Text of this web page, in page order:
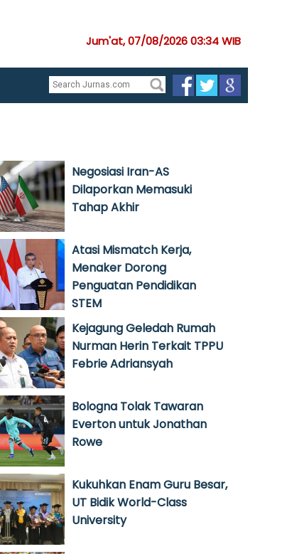
Jum'at, 07/08/2026 03:34 WIB
Negosiasi Iran-AS
Dilaporkan Memasuki
Tahap Akhir
Atasi Mismatch Kerja,
Menaker Dorong
Penguatan Pendidikan
STEM
Kejagung Geledah Rumah
Nurman Herin Terkait TPPU
Febrie Adriansyah
Bologna Tolak Tawaran
Everton untuk Jonathan
Rowe
Kukuhkan Enam Guru Besar,
UT Bidik World-Class
University